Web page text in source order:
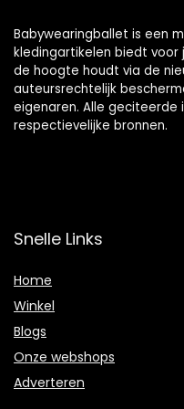
Babywearingballet is een
kledingartikelen biedt voor
de hoogte houdt via de
auteursrechtelijk
eigenaren. Alle geciteerde
respectievelijke bronnen.
Snelle Links
Home
Winkel
Blogs
Onze webshops
Adverteren